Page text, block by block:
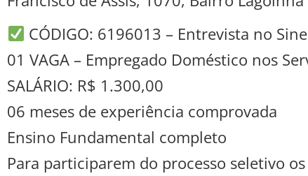
CÓDIGO: 6196013 – Entrevista no
01 VAGA – Empregado Doméstico nos
SALÁRIO: R$ 1.300,00
06 meses de experiência comprovada
Ensino Fundamental completo
Para participarem do processo seletivo